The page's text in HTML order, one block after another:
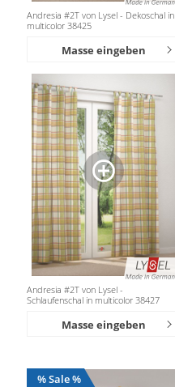
Andresia #2T von Lysel - Dekoschal in
multicolor 38425
Masse eingeben
Andresia #2T von Lysel -
Schlaufenschal in multicolor 38427
Masse eingeben
% Sale %